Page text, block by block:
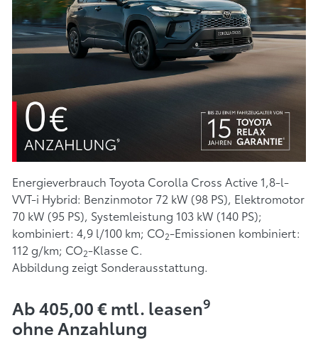
Energieverbrauch Toyota Corolla Cross Active 1,8-l-
VVT-i Hybrid: Benzinmotor 72 kW (98 PS), Elektromotor
70 kW (95 PS), Systemleistung 103 kW (140 PS);
kombiniert: 4,9 l/100 km; CO2-Emissionen kombiniert:
112 g/km; CO2-Klasse C.
Abbildung zeigt Sonderausstattung.
Ab 405,00 € mtl. leasen9
ohne Anzahlung